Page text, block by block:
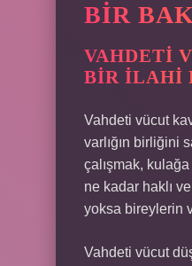
BIR
VAHDETI
BIR İLAHI
Vahdeti vücut
varlığın birliğini
çalışmak,
ne kadar haklı
yoksa bireylerin
Vahdeti vücut